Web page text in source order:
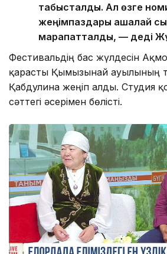
табысталды. Ал өзге
жеңімпаздары ақшалай
марапатталды, — деді
Фестивальдің бас жүлдесін
қарасты Қымызынай ауылының
Қабдулина жеңіп алды. Студия
сәттегі әсерімен бөлісті.